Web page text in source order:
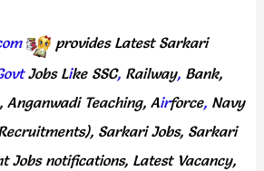
provides Latest Sarkari
Jobs Like SSC, Railway, Bank,
Anganwadi Teaching, Airforce, Navy
Sarkari Jobs, Sarkari
Jobs notifications, Latest Vacancy,